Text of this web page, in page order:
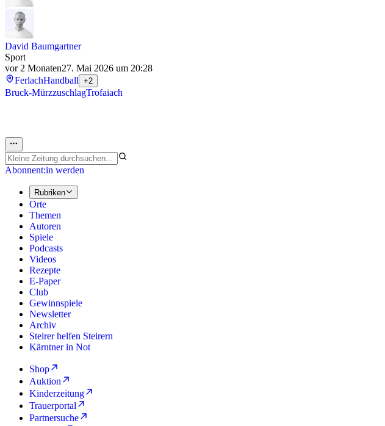
David Baumgartner
Sport
vor 2 Monaten27. Mai 2026 um 20:28
FerlachHandball +2
Bruck-MürzzuschlagTrofaiach
Abonnent:in werden
Rubriken
Orte
Themen
Autoren
Spiele
Podcasts
Videos
Rezepte
E-Paper
Club
Gewinnspiele
Newsletter
Archiv
Steirer helfen Steirern
Kärntner in Not
Shop
Auktion
Kinderzeitung
Trauerportal
Partnersuche